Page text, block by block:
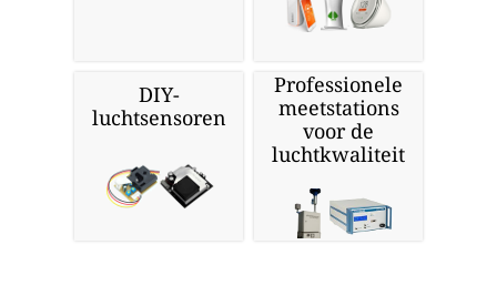
DIY-
luchtsensoren
Professionele
meetstations
voor de
luchtkwaliteit